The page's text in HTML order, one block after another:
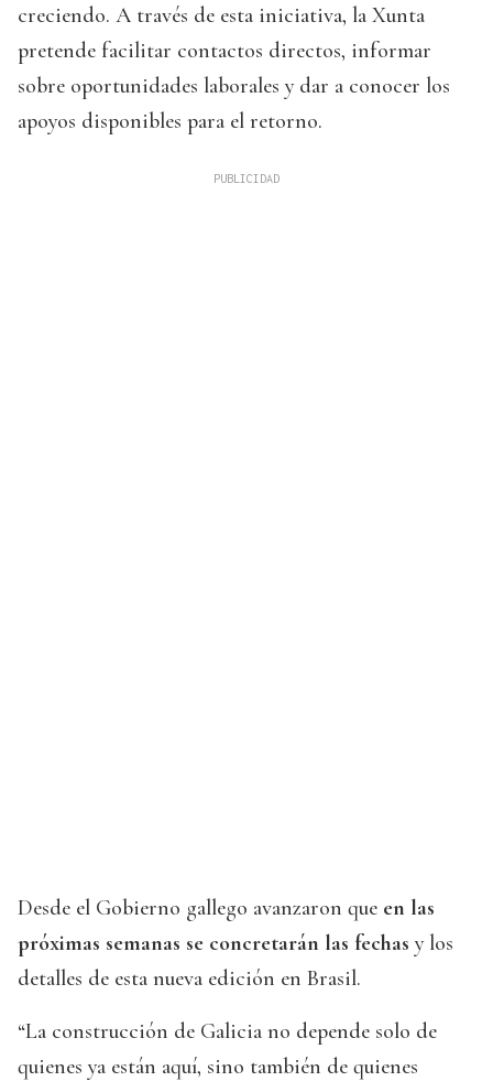
creciendo. A través de esta iniciativa, la Xunta
pretende facilitar contactos directos, informar
sobre oportunidades laborales y dar a conocer los
apoyos disponibles para el retorno.
Desde el Gobierno gallego avanzaron que en las
próximas semanas se concretarán las fechas y los
detalles de esta nueva edición en Brasil.
“La construcción de Galicia no depende solo de
quienes ya están aquí, sino también de quienes